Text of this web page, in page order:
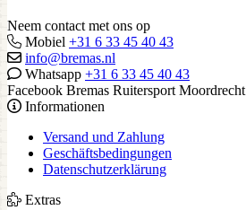
Neem contact met ons op
Mobiel +31 6 33 45 40 43
info@bremas.nl
Whatsapp +31 6 33 45 40 43
Facebook Bremas Ruitersport Moordrecht
Informationen
Versand und Zahlung
Geschäftsbedingungen
Datenschutzerklärung
Extras